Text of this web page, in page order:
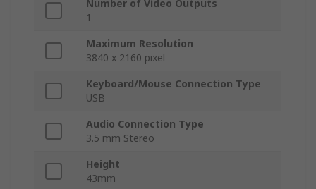
Number of Video Outputs
1
Maximum Resolution
3840 x 2160 pixel
Keyboard/Mouse Connection Type
USB
Audio Connection Type
3.5 mm Stereo
Height
43mm